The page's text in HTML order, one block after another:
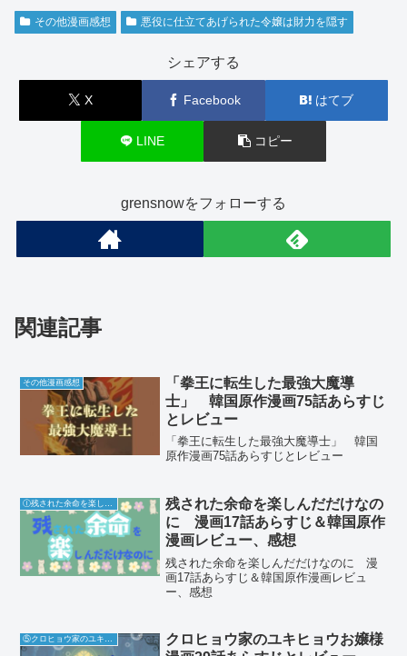
その他漫画感想 悪役に仕立てあげられた令嬢は財力を隠す
シェアする
X Facebook はてブ
LINE コピー
grensnowをフォローする
関連記事
その他漫画感想
「拳王に転生した最強大魔導
士」 韓国原作漫画75話あらすじ
とレビュー
「拳王に転生した最強大魔導士」 韓国
原作漫画75話あらすじとレビュー
Ⓘ残された余命を楽しんだだけなのに
残された余命を楽しんだだけなの
に 漫画17話あらすじ＆韓国原作
漫画レビュー、感想
残された余命を楽しんだだけなのに 漫
画17話あらすじ＆韓国原作漫画レビュ
ー、感想
⑤クロヒョウ家のユキヒョウお嬢様
クロヒョウ家のユキヒョウお嬢様